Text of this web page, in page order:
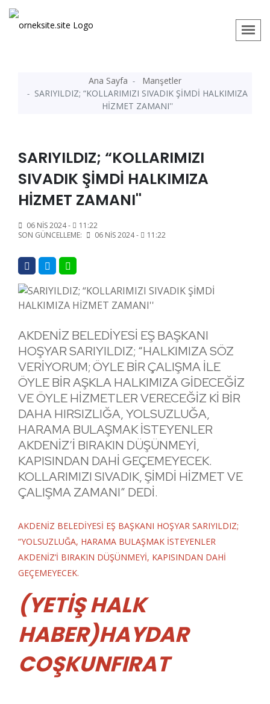
Ana Sayfa
Manşetler
SARIYILDIZ; “KOLLARIMIZI SIVADIK ŞİMDİ HALKIMIZA
HİZMET ZAMANI''
SARIYILDIZ; “KOLLARIMIZI
SIVADIK ŞİMDİ HALKIMIZA
HİZMET ZAMANI''
06 NIS 2024 -
11:22
SON GÜNCELLEME:
06 NIS 2024 - 11:22
AKDENİZ BELEDİYESİ EŞ BAŞKANI
HOŞYAR SARIYILDIZ; “HALKIMIZA SÖZ
VERİYORUM; ÖYLE BİR ÇALIŞMA İLE
ÖYLE BİR AŞKLA HALKIMIZA GİDECEĞİZ
VE ÖYLE HİZMETLER VERECEĞİZ Kİ BİR
DAHA HIRSIZLIĞA, YOLSUZLUĞA,
HARAMA BULAŞMAK İSTEYENLER
AKDENİZ’İ BIRAKIN DÜŞÜNMEYİ,
KAPISINDAN DAHİ GEÇEMEYECEK.
KOLLARIMIZI SIVADIK, ŞİMDİ HİZMET VE
ÇALIŞMA ZAMANI” DEDİ.
AKDENİZ BELEDİYESİ EŞ BAŞKANI HOŞYAR SARIYILDIZ;
“YOLSUZLUĞA, HARAMA BULAŞMAK İSTEYENLER
AKDENİZ’İ BIRAKIN DÜŞÜNMEYİ, KAPISINDAN DAHİ
GEÇEMEYECEK.
(YETİŞ HALK
HABER)HAYDAR
COŞKUNFIRAT